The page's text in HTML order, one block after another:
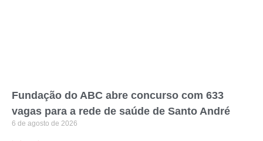
Fundação do ABC abre concurso com 633
vagas para a rede de saúde de Santo André
6 de agosto de 2026